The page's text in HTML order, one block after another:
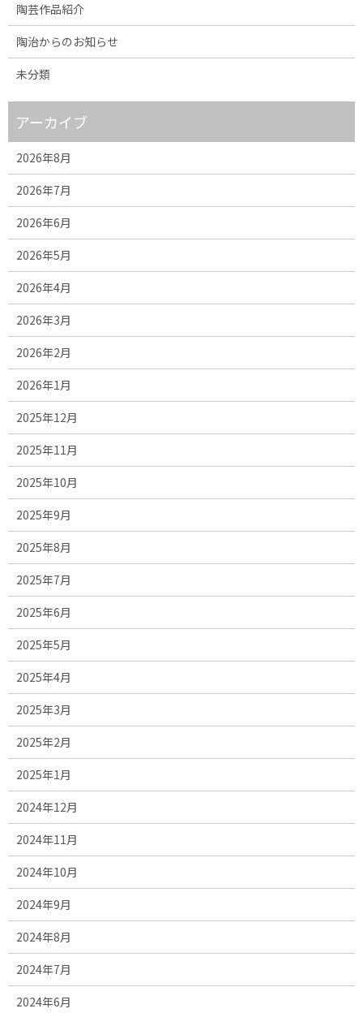
陶芸作品紹介
陶治からのお知らせ
未分類
アーカイブ
2026年8月
2026年7月
2026年6月
2026年5月
2026年4月
2026年3月
2026年2月
2026年1月
2025年12月
2025年11月
2025年10月
2025年9月
2025年8月
2025年7月
2025年6月
2025年5月
2025年4月
2025年3月
2025年2月
2025年1月
2024年12月
2024年11月
2024年10月
2024年9月
2024年8月
2024年7月
2024年6月